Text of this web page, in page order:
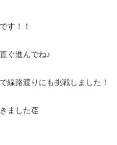
す！！
ぐ進んでね♪
線路渡りにも挑戦しました！
ました👏